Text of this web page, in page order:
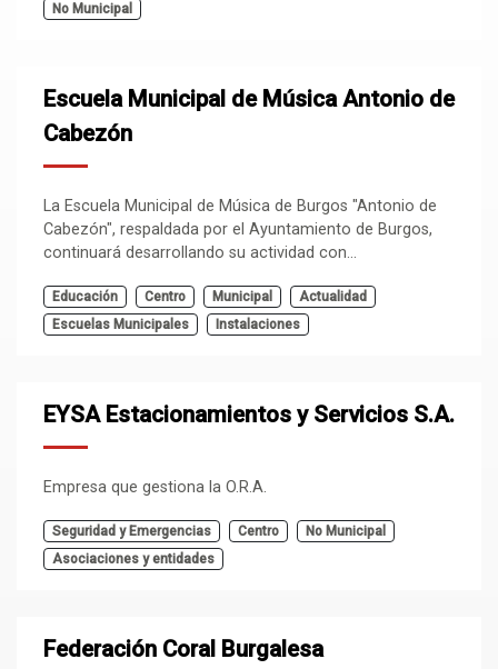
No Municipal
Escuela Municipal de Música Antonio de
Cabezón
La Escuela Municipal de Música de Burgos "Antonio de
Cabezón", respaldada por el Ayuntamiento de Burgos,
continuará desarrollando su actividad con...
Educación Centro Municipal
Actualidad
Escuelas Municipales
Instalaciones
EYSA Estacionamientos y Servicios S.A.
Empresa que gestiona la O.R.A.
Seguridad y Emergencias Centro
No Municipal
Asociaciones y entidades
Federación Coral Burgalesa